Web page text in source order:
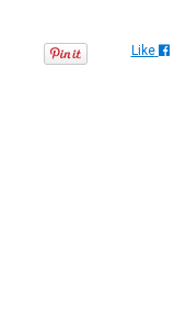
Like